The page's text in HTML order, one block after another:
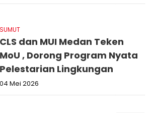
Warakauri PWI Sumut
SUMUT
CLS dan MUI Medan Teken
MoU , Dorong Program Nyata
Pelestarian Lingkungan
04 Mei 2026